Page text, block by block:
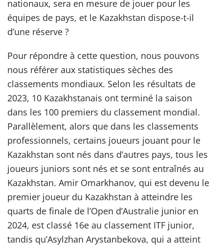
nationaux, sera en mesure de jouer pour les
équipes de pays, et le Kazakhstan dispose-t-il
d’une réserve ?
Pour répondre à cette question, nous pouvons
nous référer aux statistiques sèches des
classements mondiaux. Selon les résultats de
2023, 10 Kazakhstanais ont terminé la saison
dans les 100 premiers du classement mondial.
Parallèlement, alors que dans les classements
professionnels, certains joueurs jouant pour le
Kazakhstan sont nés dans d’autres pays, tous les
joueurs juniors sont nés et se sont entraînés au
Kazakhstan. Amir Omarkhanov, qui est devenu le
premier joueur du Kazakhstan à atteindre les
quarts de finale de l’Open d’Australie junior en
2024, est classé 16e au classement ITF junior,
tandis qu’Asylzhan Arystanbekova, qui a atteint